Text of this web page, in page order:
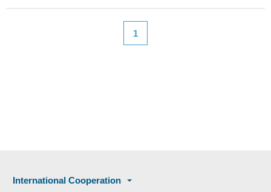
1
International Cooperation